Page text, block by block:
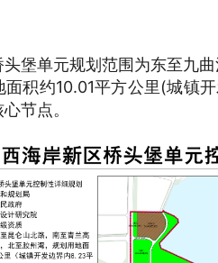
堡单元规划范围为东至九
面积约10.01平方公里(城镇
节点。